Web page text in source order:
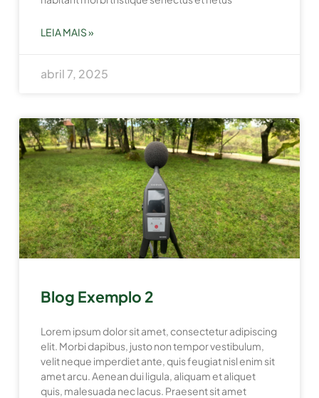
LEIA MAIS »
abril 7, 2025
Blog Exemplo 2
Lorem ipsum dolor sit amet, consectetur adipiscing
elit. Morbi dapibus, justo non tempor vestibulum,
velit neque imperdiet ante, quis feugiat nisl enim sit
amet arcu. Aenean dui ligula, aliquam et aliquet
quis, malesuada nec lacus. Praesent sit amet